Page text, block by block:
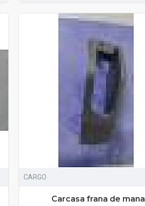
CARGO
Carcasa frana de mana